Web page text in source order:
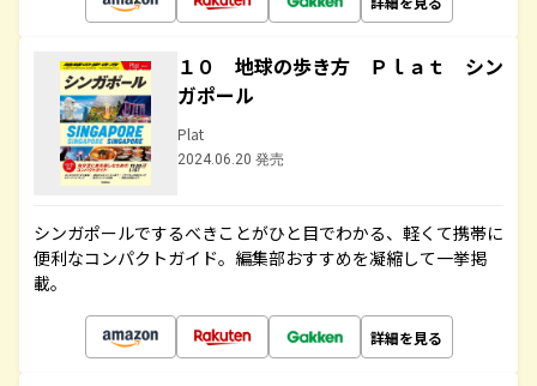
１０ 地球の歩き方 Ｐｌａｔ シン
ガポール
Plat
2024.06.20 発売
シンガポールでするべきことがひと目でわかる、軽くて携帯に
便利なコンパクトガイド。編集部おすすめを凝縮して一挙掲
載。
詳細を見る